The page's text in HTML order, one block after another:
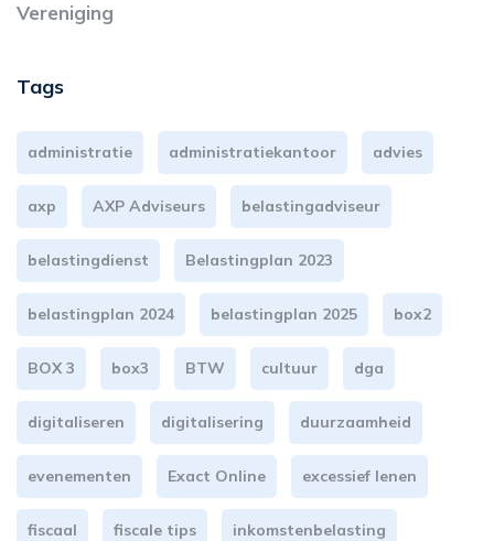
Vereniging
Tags
administratie administratiekantoor advies
axp AXP Adviseurs belastingadviseur
belastingdienst Belastingplan 2023
belastingplan 2024 belastingplan 2025 box2
BOX 3 box3 BTW cultuur dga
digitaliseren digitalisering duurzaamheid
evenementen Exact Online excessief lenen
fiscaal fiscale tips inkomstenbelasting